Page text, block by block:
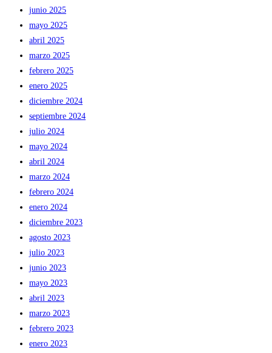
junio 2025
mayo 2025
abril 2025
marzo 2025
febrero 2025
enero 2025
diciembre 2024
septiembre 2024
julio 2024
mayo 2024
abril 2024
marzo 2024
febrero 2024
enero 2024
diciembre 2023
agosto 2023
julio 2023
junio 2023
mayo 2023
abril 2023
marzo 2023
febrero 2023
enero 2023